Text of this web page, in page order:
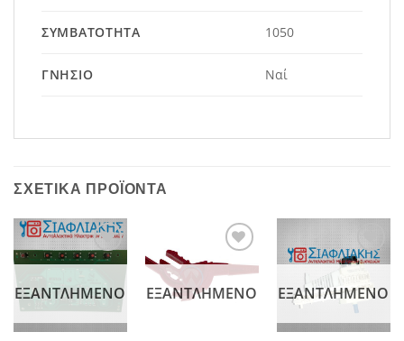
ΣΥΜΒΑΤΌΤΗΤΑ 1050
ΓΝΉΣΙΟ Ναί
ΣΧΕΤΙΚΆ ΠΡΟΪΌΝΤΑ
Add to
ΕΞΑΝΤΛΗΜΈΝΟ
Add to
wishlist
ΕΞΑΝΤΛΗΜΈΝΟ
Add to
ΕΞΑΝΤΛΗΜΈΝΟ